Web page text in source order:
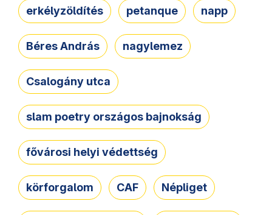
erkélyzöldítés petanque napp
Béres András nagylemez
Csalogány utca
slam poetry országos bajnokság
fővárosi helyi védettség
körforgalom CAF Népliget